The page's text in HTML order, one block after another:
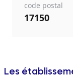
code postal
17150
Les